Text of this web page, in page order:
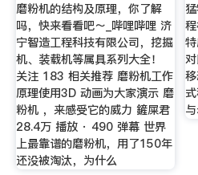
磨粉机的结构及原理，你了解
吗，快来看看吧～_哔哩哔哩 济
宁智造工程科技有限公司，挖掘
机、装载机等属具系列大全！
关注 183 相关推荐 磨粉机工作
原理使用3D 动画为大家演示 磨
粉机 ，来感受它的威力 鏟屎君
28.4万 播放 · 490 弹幕 世界
上最靠谱的磨粉机，用了150年
还没被淘汰，为什么